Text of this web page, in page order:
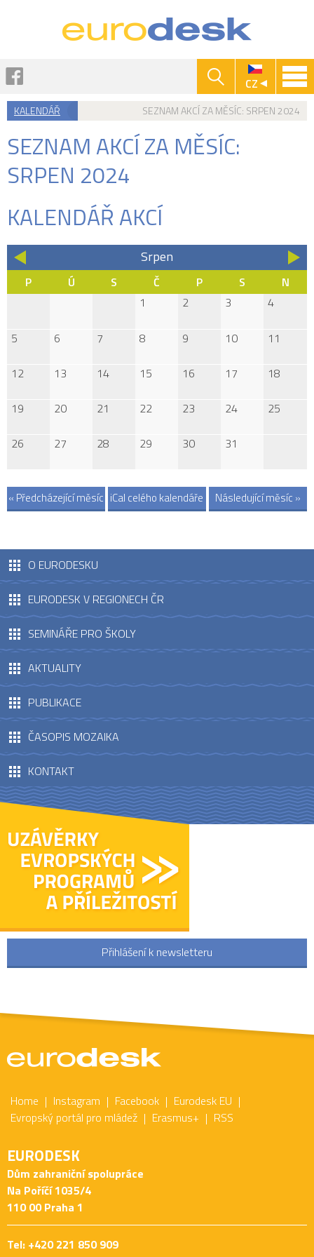
CZ
Jste
zde
KALENDÁŘ SEZNAM AKCÍ ZA MĚSÍC: SRPEN 2024
SEZNAM AKCÍ ZA MĚSÍC:
SRPEN 2024
KALENDÁŘ AKCÍ
Srpen
«
P Ú S Č P S
N
1
2 3 4
5 6 7 8 9 10 11
12 13 14 15 16 17 18
19 20 21 22 23 24 25
26 27 28 29 30 31
« Předcházející měsíc iCal celého kalendáře Následující měsíc »
O EURODESKU
EURODESK V REGIONECH ČR
SEMINÁŘE PRO ŠKOLY
AKTUALITY
PUBLIKACE
ČASOPIS MOZAIKA
KONTAKT
Přihlášení k newsletteru
Home Instagram Facebook
Eurodesk EU
Evropský portál pro mládež
Erasmus+ RSS
EURODESK
Dům zahraniční spolupráce
Na Poříčí 1035/4
110 00 Praha 1
Tel: +420 221 850 909